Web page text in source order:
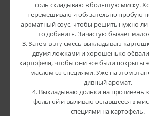
соль складываю в большую миску.
перемешиваю и обязательно пробую
ароматный соус, чтобы решить нужно ли
то добавить. Зачастую бывает
3. Затем в эту смесь выкладываю
двумя ложками и хорошенько
картофеля, чтобы они все были покрыты
маслом со специями. Уже на этом
дивный аромат.
4. Выкладываю дольки на противень
фольгой и выливаю оставшееся в
специями на картофель.